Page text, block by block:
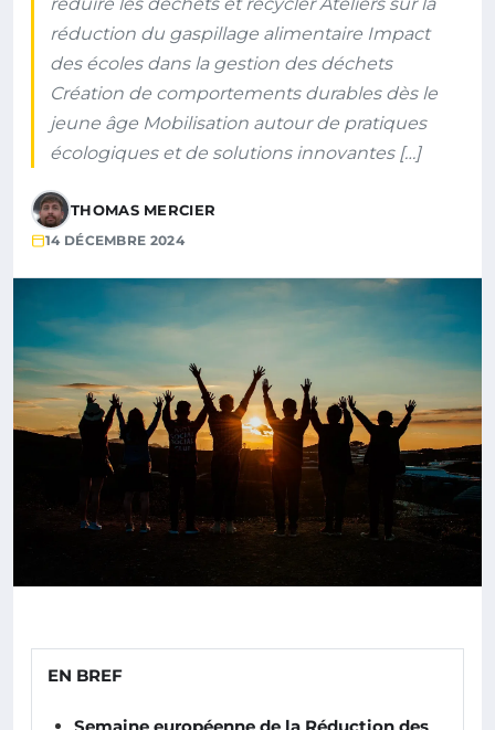
réduction du gaspillage alimentaire Impact
des écoles dans la gestion des déchets
Création de comportements durables dès le
jeune âge Mobilisation autour de pratiques
écologiques et de solutions innovantes […]
THOMAS MERCIER
14 DÉCEMBRE 2024
EN BREF